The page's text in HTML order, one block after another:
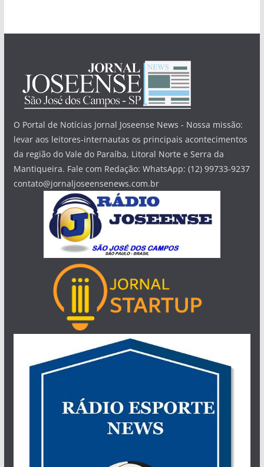
O Portal de Notícias Jornal Joseense News - Nossa missão:
levar aos leitores-internautas os principais acontecimentos
da região do Vale do Paraíba, Litoral Norte e Serra da
Mantiqueira. Fale com Redação: WhatsApp: (12) 99733-9237
contato@jornaljoseensenews.com.br